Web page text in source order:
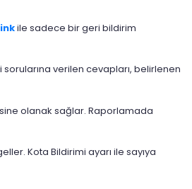
ile sadece bir geri bildirim
sorularına verilen cevapları, belirlenen
olanak sağlar. Raporlamada
Kota Bildirimi ayarı ile sayıya